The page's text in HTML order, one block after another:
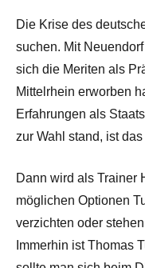
Die Krise des
suchen. Mit
sich die Meriten als
Mittelrhein erworben
Erfahrungen als
zur Wahl stand, ist
Dann wird als Trainer
möglichen Optionen
verzichten oder
Immerhin ist Thomas